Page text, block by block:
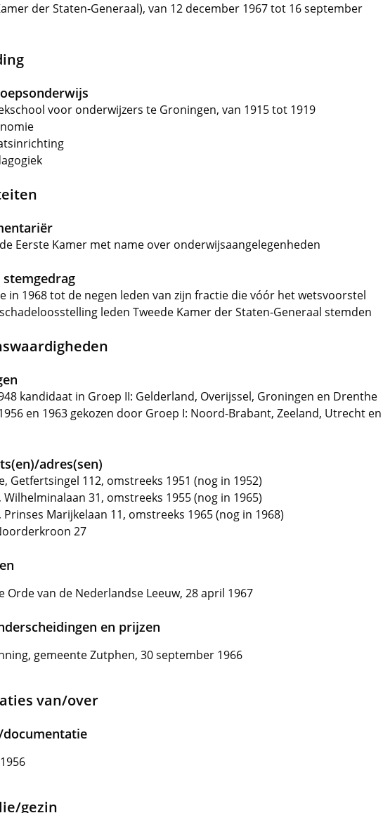
der Staten-Generaal), van 12 december 1967 tot 16 september
voor onderwijzers te Groningen, van 1915 tot 1919
Eerste Kamer met name over onderwijsaangelegenheden
in 1968 tot de negen leden van zijn fractie die vóór het wetsvoorstel
leden Tweede Kamer der Staten-Generaal stemden
kandidaat in Groep II: Gelderland, Overijssel, Groningen en Drenthe
en 1963 gekozen door Groep I: Noord-Brabant, Zeeland, Utrecht en
adres(sen)
Getfertsingel 112, omstreeks 1951 (nog in 1952)
31, omstreeks 1955 (nog in 1965)
Marijkelaan 11, omstreeks 1965 (nog in 1968)
27
Orde van de Nederlandse Leeuw, 28 april 1967
en prijzen
gemeente Zutphen, 30 september 1966
van/over
gezin